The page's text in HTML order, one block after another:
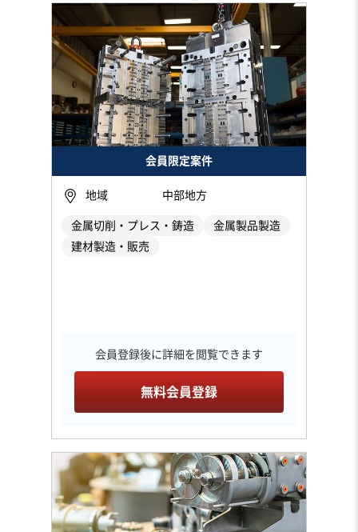
会員限定案件
地域 中部地方
金属切削・プレス・鋳造
金属製品製造
建材製造・販売
会員登録後に詳細を閲覧できます
無料会員登録